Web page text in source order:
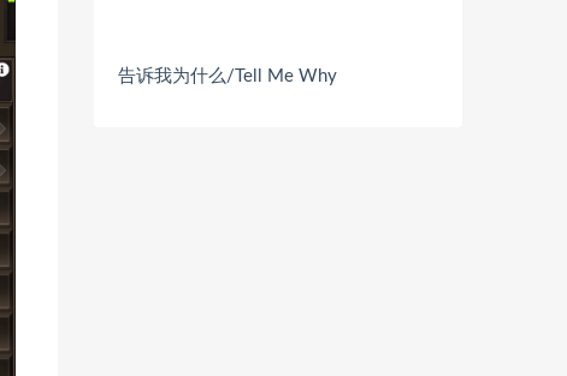
告诉我为什么/Tell Me Why